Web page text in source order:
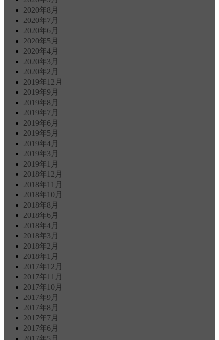
2020年8月
2020年7月
2020年6月
2020年5月
2020年4月
2020年3月
2020年2月
2019年12月
2019年9月
2019年8月
2019年7月
2019年6月
2019年5月
2019年4月
2019年3月
2019年1月
2018年12月
2018年11月
2018年10月
2018年8月
2018年6月
2018年4月
2018年3月
2018年2月
2018年1月
2017年12月
2017年11月
2017年10月
2017年9月
2017年8月
2017年7月
2017年6月
2017年5月